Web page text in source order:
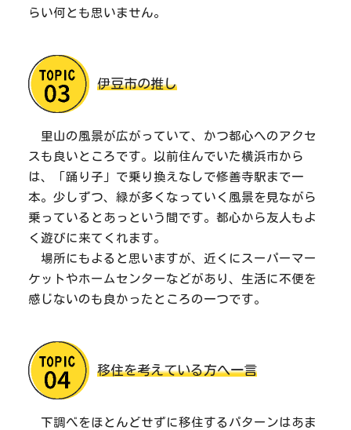
らい何とも思いません。
伊豆市の推し
里山の風景が広がっていて、かつ都心へのアクセ
スも良いところです。以前住んでいた横浜市から
は、「踊り子」で乗り換えなしで修善寺駅まで一
本。少しずつ、緑が多くなっていく風景を見ながら
乗っているとあっという間です。都心から友人もよ
く遊びに来てくれます。
場所にもよると思いますが、近くにスーパーマー
ケットやホームセンターなどがあり、生活に不便を
感じないのも良かったところの一つです。
移住を考えている方へ一言
下調べをほとんどせずに移住するパターンはあま